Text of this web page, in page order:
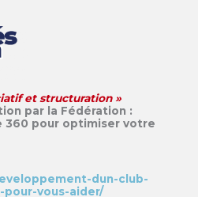
et structuration »
par la Fédération :
360 pour optimiser votre
dun-club-
vous-aider/